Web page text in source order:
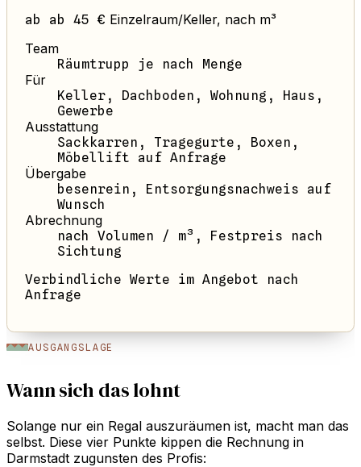
ab ab 45 € Einzelraum/Keller, nach m³
Team
Räumtrupp je nach Menge
Für
Keller, Dachboden, Wohnung, Haus,
Gewerbe
Ausstattung
Sackkarren, Tragegurte, Boxen,
Möbellift auf Anfrage
Übergabe
besenrein, Entsorgungsnachweis auf
Wunsch
Abrechnung
nach Volumen / m³, Festpreis nach
Sichtung
Verbindliche Werte im Angebot nach
Anfrage
AUSGANGSLAGE
Wann sich das lohnt
Solange nur ein Regal auszuräumen ist, macht man das
selbst. Diese vier Punkte kippen die Rechnung in
Darmstadt zugunsten des Profis: